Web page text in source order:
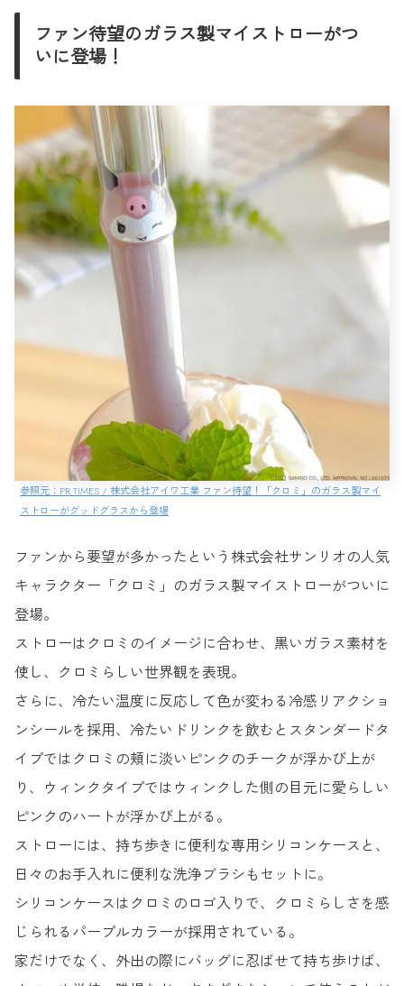
ファン待望のガラス製マイストローがつ
いに登場！
参照元：PR TIMES / 株式会社アイワ工業 ファン待望！「クロミ」のガラス製マイ
ストローがグッドグラスから登場
ファンから要望が多かったという株式会社サンリオの人気
キャラクター「クロミ」のガラス製マイストローがついに
登場。
ストローはクロミのイメージに合わせ、黒いガラス素材を
使し、クロミらしい世界観を表現。
さらに、冷たい温度に反応して色が変わる冷感リアクショ
ンシールを採用、冷たいドリンクを飲むとスタンダードタ
イプではクロミの頬に淡いピンクのチークが浮かび上が
り、ウィンクタイプではウィンクした側の目元に愛らしい
ピンクのハートが浮かび上がる。
ストローには、持ち歩きに便利な専用シリコンケースと、
日々のお手入れに便利な洗浄ブラシもセットに。
シリコンケースはクロミのロゴ入りで、クロミらしさを感
じられるパープルカラーが採用されている。
家だけでなく、外出の際にバッグに忍ばせて持ち歩けば、